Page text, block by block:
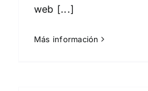
web [...]
Más información